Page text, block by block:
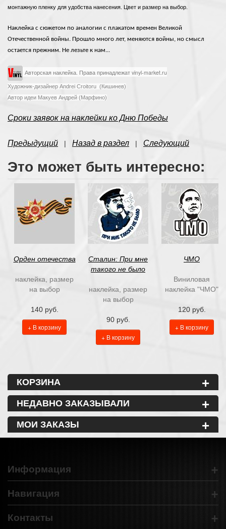
монтажную пленку для удобства нанесения. Цвет и размер на выбор.
Наклейка с сюжетом по аналогии с плакатом времен Великой
Отечественной войны. Прошло много лет, меняются войны, но смысл
остается прежним. Не лезьте к нам...
Авторская наклейка. Права принадлежат vinyl-market.ru
Художник-дизайнер Andrei Croitoru (Кишинев)
Автор идеи Макуев Андрей (Марфино)
Сроки заявок на наклейки ко Дню Победы
Предыдущий | Назад в раздел | Следующий
Это может быть интересно:
Орден отечества
наклейка, размер
на выбор
140 руб.
+ В корзину
Сталин: При мне
такого не было
наклейка, размер
на выбор
90 руб.
+ В корзину
ЧМО
Виниловая
наклейка "ЧМО"
120 руб.
+ В корзину
КОРЗИНА +
НЕДАВНО ЗАКАЗЫВАЛИ +
МОИ ЗАКАЗЫ +
Информация +
Навигация +
Контакты +